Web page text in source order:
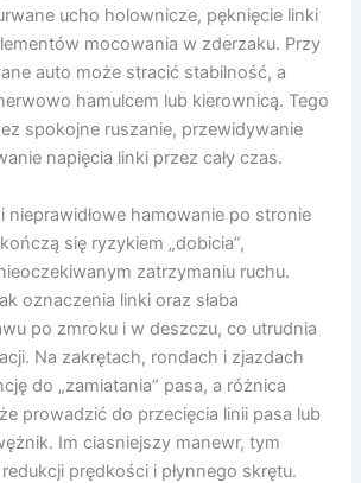
ucho holownicze, pęknięcie linki
mocowania w zderzaku. Przy
auto może stracić stabilność, a
hamulcem lub kierownicą. Tego
spokojne ruszanie, przewidywanie
napięcia linki przez cały czas.
nieprawidłowe hamowanie po stronie
się ryzykiem „dobicia”,
zatrzymaniu ruchu.
oznaczenia linki oraz słaba
po zmroku i w deszczu, co utrudnia
Na zakrętach, rondach i zjazdach
do „zamiatania” pasa, a różnica
prowadzić do przecięcia linii pasa lub
Im ciasniejszy manewr, tym
prędkości i płynnego skrętu.